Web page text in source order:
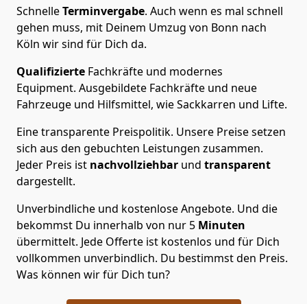
SchnelleTerminvergabe. Auch wenn es mal schnell
gehen muss, mit Deinem Umzug von Bonn nach
Köln wir sind für Dich da.
Qualifizierte Fachkräfte und modernes
Equipment. Ausgebildete Fachkräfte und neue
Fahrzeuge und Hilfsmittel, wie Sackkarren und Lifte.
Eine transparente Preispolitik. Unsere Preise setzen
sich aus den gebuchten Leistungen zusammen.
Jeder Preis ist nachvollziehbar und transparent
dargestellt.
Unverbindliche und kostenlose Angebote. Und die
bekommst Du innerhalb von nur 5 Minuten
übermittelt. Jede Offerte ist kostenlos und für Dich
vollkommen unverbindlich. Du bestimmst den Preis.
Was können wir für Dich tun?